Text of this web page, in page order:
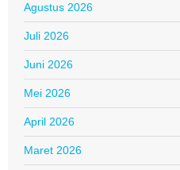
Agustus 2026
Juli 2026
Juni 2026
Mei 2026
April 2026
Maret 2026